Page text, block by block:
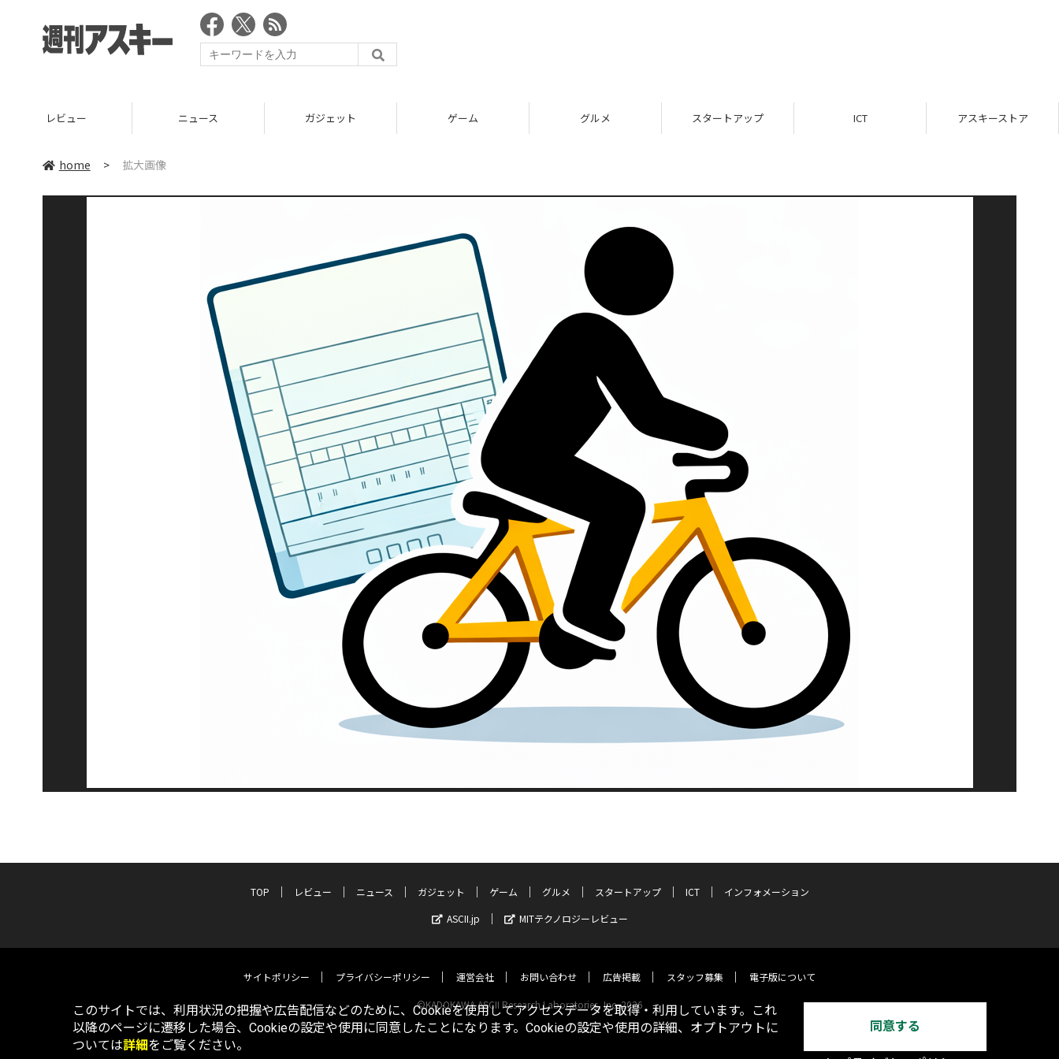
レビュー ニュース ガジェット ゲーム グルメ スタートアップ ICT アスキーストア
home > 拡大画像
TOP レビュー ニュース ガジェット ゲーム グルメ スタートアップ ICT
インフォメーション
ASCII.jp
MITテクノロジーレビュー
サイトポリシー プライバシーポリシー 運営会社 お問い合わせ 広告掲載 スタッフ募集 電子版について
©KADOKAWA ASCII Research Laboratories, Inc. 2026
このサイトでは、利用状況の把握や広告配信などのために、Cookieを使用してアクセスデータを取得・利用しています。これ
以降のページに遷移した場合、Cookieの設定や使用に同意したことになります。Cookieの設定や使用の詳細、オプトアウトに
ついては詳細をご覧ください。
同意する